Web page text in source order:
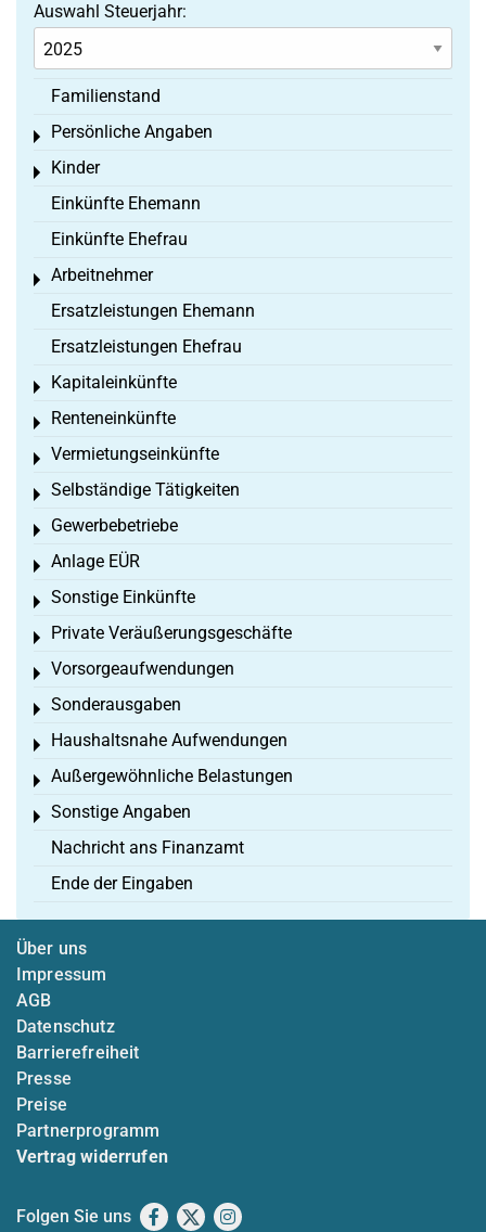
Auswahl Steuerjahr:
Familienstand
Persönliche Angaben
Toggle menu
Kinder
Toggle menu
Einkünfte Ehemann
Einkünfte Ehefrau
Arbeitnehmer
Toggle menu
Ersatzleistungen Ehemann
Ersatzleistungen Ehefrau
Kapitaleinkünfte
Toggle menu
Renteneinkünfte
Toggle menu
Vermietungseinkünfte
Toggle menu
Selbständige Tätigkeiten
Toggle menu
Gewerbebetriebe
Toggle menu
Anlage EÜR
Toggle menu
Sonstige Einkünfte
Toggle menu
Private Veräußerungsgeschäfte
Toggle menu
Vorsorgeaufwendungen
Toggle menu
Sonderausgaben
Toggle menu
Haushaltsnahe Aufwendungen
Toggle menu
Außergewöhnliche Belastungen
Toggle menu
Sonstige Angaben
Toggle menu
Nachricht ans Finanzamt
Ende der Eingaben
Über uns
Impressum
AGB
Datenschutz
Barrierefreiheit
Presse
Preise
Partnerprogramm
Vertrag widerrufen
Folgen Sie uns Facebook
X Instagram